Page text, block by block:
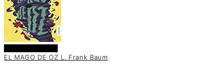
EL MAGO DE OZ L. Frank Baum